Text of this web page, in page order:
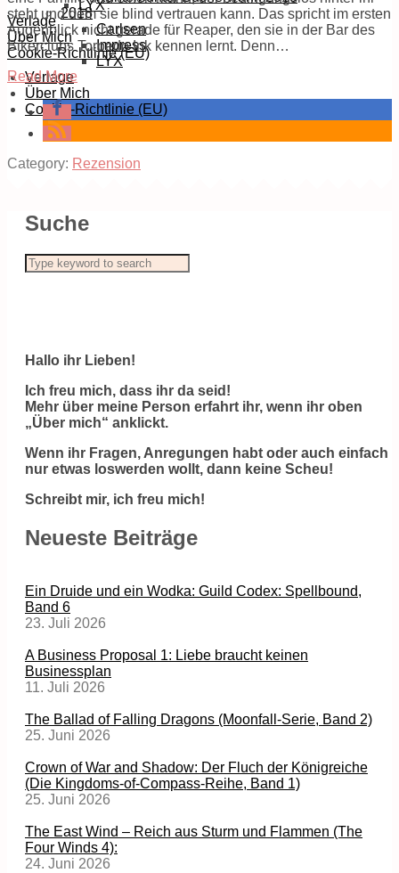
LYX
Verlage
Über Mich
Cookie-Richtlinie (EU)
2018
Carlsen
Impress
LYX
Verlage
Über Mich
Cookie-Richtlinie (EU)
steht und dem sie blind vertrauen kann. Das spricht im ersten
Augenblick nicht gerade für Reaper, den sie in der Bar des
Bikerclubs Torpedo Ink kennen lernt. Denn…
Read More
Category: Rezension
Suche
Hallo ihr Lieben!
Ich freu mich, dass ihr da seid!
Mehr über meine Person erfahrt ihr, wenn ihr oben
„Über mich“ anklickt.
Wenn ihr Fragen, Anregungen habt oder auch einfach
nur etwas loswerden wollt, dann keine Scheu!
Schreibt mir, ich freu mich!
Neueste Beiträge
Ein Druide und ein Wodka: Guild Codex: Spellbound,
Band 6
23. Juli 2026
A Business Proposal 1: Liebe braucht keinen
Businessplan
11. Juli 2026
The Ballad of Falling Dragons (Moonfall-Serie, Band 2)
25. Juni 2026
Crown of War and Shadow: Der Fluch der Königreiche
(Die Kingdoms-of-Compass-Reihe, Band 1)
25. Juni 2026
The East Wind – Reich aus Sturm und Flammen (The
Four Winds 4):
24. Juni 2026